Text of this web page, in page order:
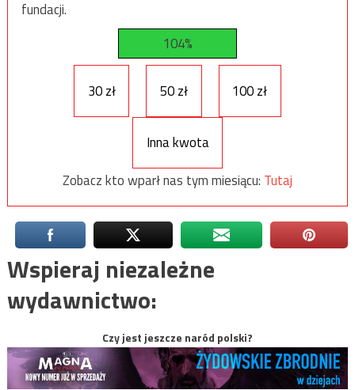
fundacji.
104%
30 zł 50 zł 100 zł
Inna kwota
Zobacz kto wparł nas tym miesiącu: Tutaj
Wspieraj niezależne
wydawnictwo:
Czy jest jeszcze naród polski?